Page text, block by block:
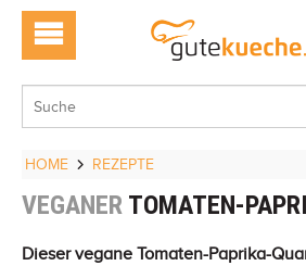
HOME REZEPTE
VEGANER TOMATEN-
Dieser vegane Tomaten-Paprika-